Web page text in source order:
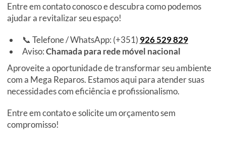
Entre em contato conosco e descubra como podemos
ajudar a revitalizar seu espaço!
📞 Telefone / WhatsApp: (+351) 926 529 829
Aviso:Chamada para rede móvel nacional
Aproveite a oportunidade de transformar seu ambiente
com a Mega Reparos. Estamos aqui para atender suas
necessidades com eficiência e profissionalismo.
Entre em contato e solicite um orçamento sem
compromisso!